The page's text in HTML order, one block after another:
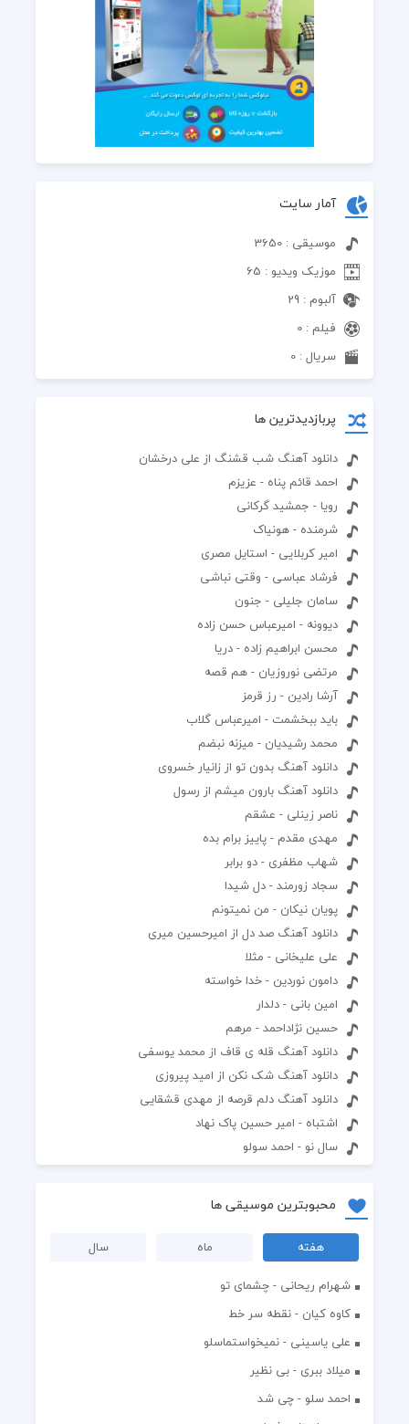
آمار سایت
موسیقی : 3650
موزیک ویدیو : 65
آلبوم : 29
فیلم : 0
سریال : 0
پربازدیدترین ها
دانلود آهنگ شب قشنگ از علی درخشان
احمد قائم پناه - عزیزم
رویا - جمشید گرکانی
شرمنده - هونیاک
امیر کربلایی - استایل مصری
فرشاد عباسی - وقتی نباشی
سامان جلیلی - جنون
دیوونه - امیرعباس حسن زاده
محسن ابراهیم زاده - دریا
مرتضی نوروزیان - هم قصه
آرشا رادین - رز قرمز
باید ببخشمت - امیرعباس گلاب
محمد رشیدیان - میزنه نبضم
دانلود آهنگ بدون تو از زانیار خسروی
دانلود آهنگ بارون میشم از رسول
ناصر زینلی - عشقم
مهدی مقدم - پاییز برام بده
شهاب مظفری - دو برابر
سجاد زورمند - دل شیدا
پویان نیکان - من نمیتونم
دانلود آهنگ صد دل از امیرحسین میری
علی علیخانی - مثلا
دامون نوردین - خدا خواسته
امین بانی - دلدار
حسین نژاداحمد - مرهم
دانلود آهنگ قله ی قاف از محمد یوسفی
دانلود آهنگ شک نکن از امید پیروزی
دانلود آهنگ دلم قرصه از مهدی قشقایی
اشتباه - امیر حسین پاک نهاد
سال نو - احمد سولو
محبوبترین موسیقی ها
هفته ماه
سال
شهرام ریحانی - چشمای تو
کاوه کیان - نقطه سر خط
علی یاسینی - نمیخواستماسلو
میلاد ببری - بی نظیر
احمد سلو - چی شد